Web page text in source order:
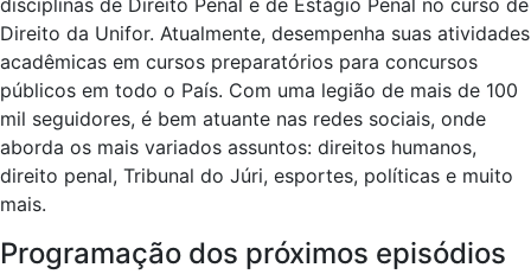
disciplinas de Direito Penal e de Estágio Penal no curso de
Direito da Unifor. Atualmente, desempenha suas atividades
acadêmicas em cursos preparatórios para concursos
públicos em todo o País. Com uma legião de mais de 100
mil seguidores, é bem atuante nas redes sociais, onde
aborda os mais variados assuntos: direitos humanos,
direito penal, Tribunal do Júri, esportes, políticas e muito
mais.
Programação dos próximos episódios